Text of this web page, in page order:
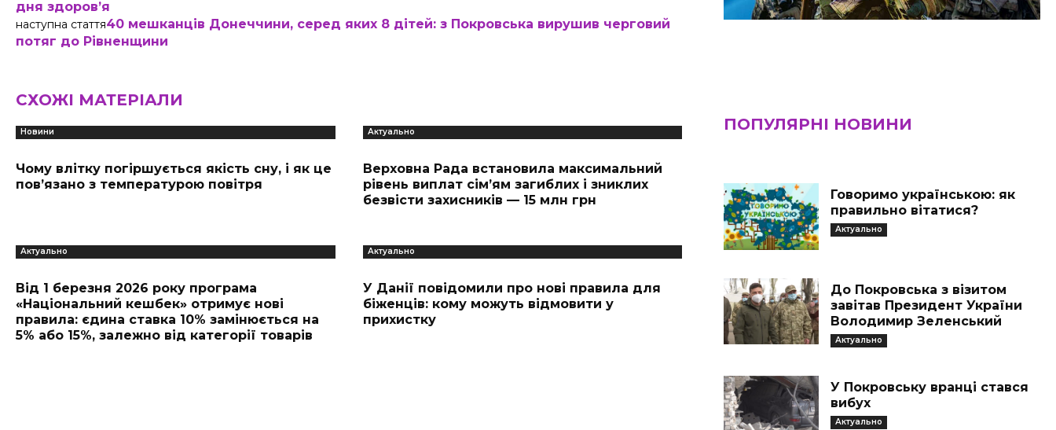
дня здоров’я
наступна стаття40 мешканців Донеччини, серед яких 8 дітей: з Покровська вирушив черговий
потяг до Рівненщини
СХОЖІ МАТЕРІАЛИ
Новини
Чому влітку погіршується якість сну, і як це
пов’язано з температурою повітря
Актуально
Верховна Рада встановила максимальний
рівень виплат сім’ям загиблих і зниклих
безвісти захисників — 15 млн грн
Актуально
Від 1 березня 2026 року програма
«Національний кешбек» отримує нові
правила: єдина ставка 10% замінюється на
5% або 15%, залежно від категорії товарів
Актуально
У Данії повідомили про нові правила для
біженців: кому можуть відмовити у
прихистку
ПОПУЛЯРНІ НОВИНИ
Говоримо українською: як
правильно вітатися?
Актуально
До Покровська з візитом
завітав Президент України
Володимир Зеленський
Актуально
У Покровську вранці стався
вибух
Актуально